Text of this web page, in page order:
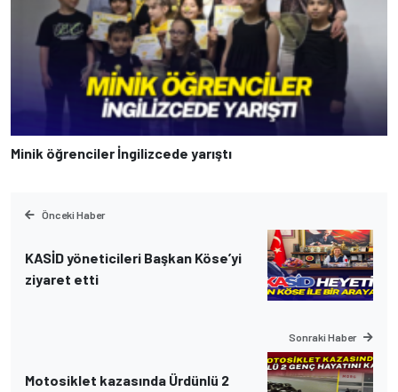
Minik öğrenciler İngilizcede yarıştı
Önceki Haber
KASİD yöneticileri Başkan Köse’yi
ziyaret etti
Sonraki Haber
Motosiklet kazasında Ürdünlü 2